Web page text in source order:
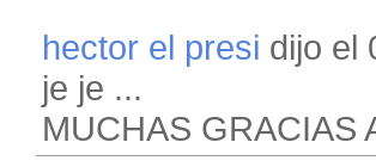
hector el presi dijo el
je je ...
MUCHAS GRACIAS